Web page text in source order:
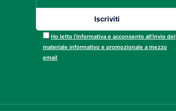
Ho letto l’informativa e acconsento all’invio del
materiale informativo e promozionale a mezzo
email